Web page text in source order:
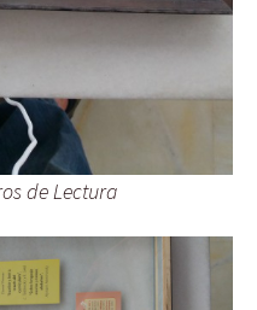
de Lectura